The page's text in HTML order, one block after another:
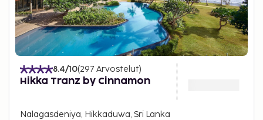
8.4/10(297 Arvostelut)
Hikka Tranz by Cinnamon
Nalagasdeniya, Hikkaduwa, Sri Lanka